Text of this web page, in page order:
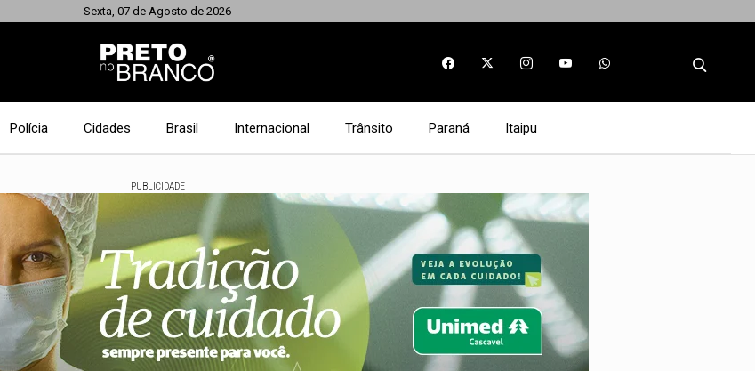
Sexta, 07 de Agosto de 2026
Polícia Cidades Brasil Internacional Trânsito Paraná Itaipu
PUBLICIDADE